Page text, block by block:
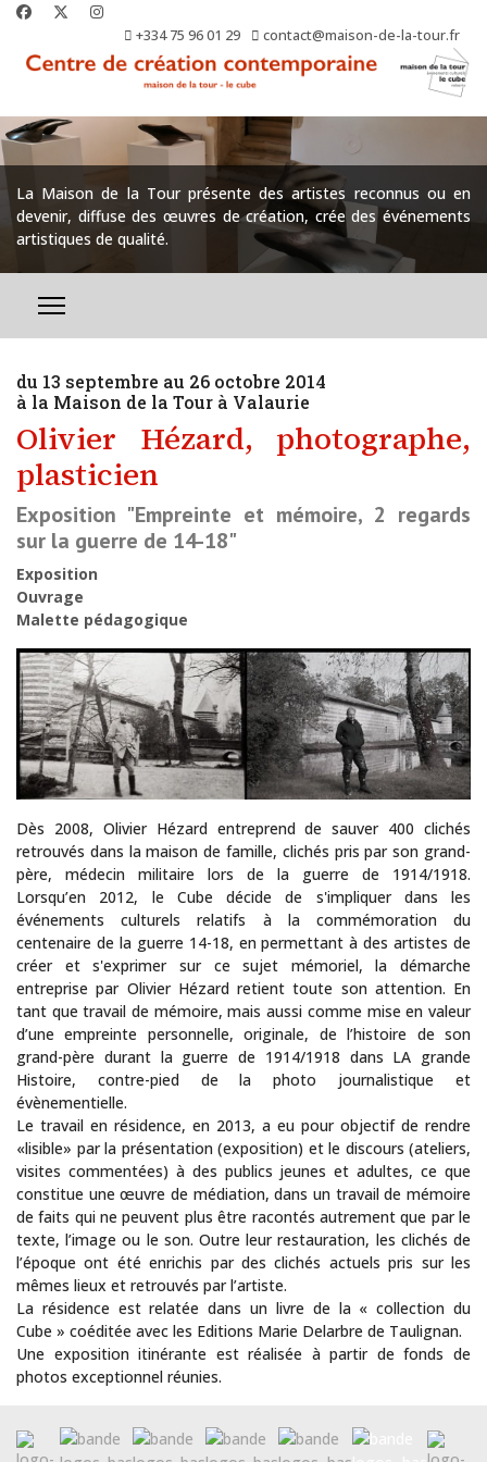
+334 75 96 01 29 contact@maison-de-la-tour.fr
La Maison de la Tour présente des artistes reconnus ou en
devenir, diffuse des œuvres de création, crée des événements
artistiques de qualité.
du 13 septembre au 26 octobre 2014
à la Maison de la Tour à Valaurie
Olivier Hézard, photographe,
plasticien
Exposition "Empreinte et mémoire, 2 regards
sur la guerre de 14-18"
Exposition
Ouvrage
Malette pédagogique
Dès 2008, Olivier Hézard entreprend de sauver 400 clichés
retrouvés dans la maison de famille, clichés pris par son grand-
père, médecin militaire lors de la guerre de 1914/1918.
Lorsqu’en 2012, le Cube décide de s'impliquer dans les
événements culturels relatifs à la commémoration du
centenaire de la guerre 14-18, en permettant à des artistes de
créer et s'exprimer sur ce sujet mémoriel, la démarche
entreprise par Olivier Hézard retient toute son attention. En
tant que travail de mémoire, mais aussi comme mise en valeur
d’une empreinte personnelle, originale, de l’histoire de son
grand-père durant la guerre de 1914/1918 dans LA grande
Histoire, contre-pied de la photo journalistique et
évènementielle.
Le travail en résidence, en 2013, a eu pour objectif de rendre
«lisible» par la présentation (exposition) et le discours (ateliers,
visites commentées) à des publics jeunes et adultes, ce que
constitue une œuvre de médiation, dans un travail de mémoire
de faits qui ne peuvent plus être racontés autrement que par le
texte, l’image ou le son. Outre leur restauration, les clichés de
l’époque ont été enrichis par des clichés actuels pris sur les
mêmes lieux et retrouvés par l’artiste.
La résidence est relatée dans un livre de la « collection du
Cube » coéditée avec les Editions Marie Delarbre de Taulignan.
Une exposition itinérante est réalisée à partir de fonds de
photos exceptionnel réunies.